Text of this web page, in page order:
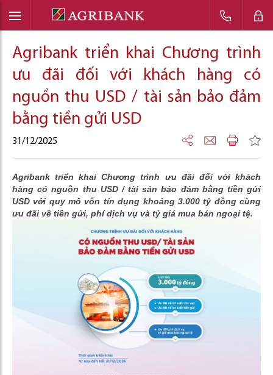
Agribank triển khai Chương trình
ưu đãi đối với khách hàng có
nguồn thu USD / tài sản bảo đảm
bằng tiền gửi USD
31/12/2025
Agribank triển khai Chương trình ưu đãi đối với khách
hàng có nguồn thu USD / tài sản bảo đảm bằng tiền gửi
USD với quy mô vốn tín dụng khoảng 3.000 tỷ đồng cùng
ưu đãi về tiền gửi, phí dịch vụ và tỷ giá mua bán ngoại tệ.